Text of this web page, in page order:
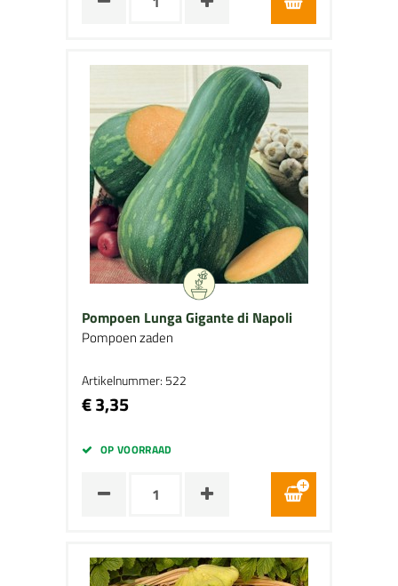
Pompoen Lunga Gigante di Napoli
Pompoen zaden
Artikelnummer: 522
€ 3,35
OP VOORRAAD